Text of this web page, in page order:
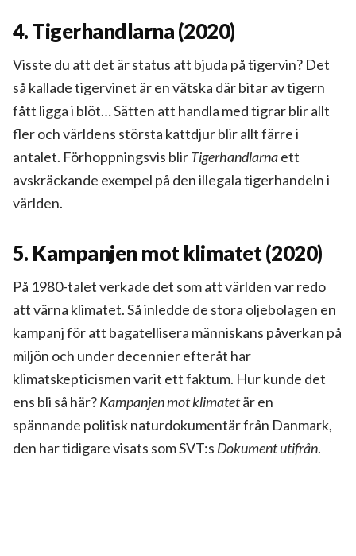
4. Tigerhandlarna (2020)
Visste du att det är status att bjuda på tigervin? Det
så kallade tigervinet är en vätska där bitar av tigern
fått ligga i blöt… Sätten att handla med tigrar blir allt
fler och världens största kattdjur blir allt färre i
antalet. Förhoppningsvis blirTigerhandlarnaett
avskräckande exempel på den illegala tigerhandeln i
världen.
5. Kampanjen mot klimatet (2020)
På 1980-talet verkade det som att världen var redo
att värna klimatet. Så inledde de stora oljebolagen en
kampanj för att bagatellisera människans påverkan på
miljön och under decennier efteråt har
klimatskepticismen varit ett faktum. Hur kunde det
ens bli så här?Kampanjen mot klimatetär en
spännande politisk naturdokumentär från Danmark,
den har tidigare visats som SVT:s Dokument utifrån.